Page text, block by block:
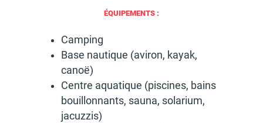
ÉQUIPEMENTS :
Camping
Base nautique (aviron, kayak,
canoë)
Centre aqua­tique (piscines, bains
bouillon­nants, sauna, sola­rium,
jacuz­zis)